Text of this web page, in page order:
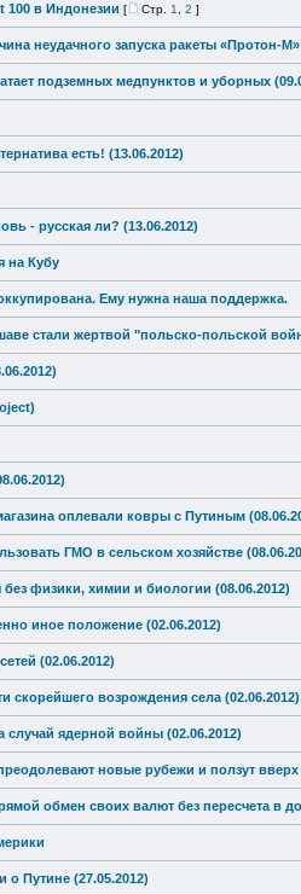
100 в Индонезии [ Стр. 1 2 ]
неудачного запуска ракеты «Протон-М»
подземных медпунктов и уборных
есть! (13.06.2012)
- русская ли? (13.06.2012)
на Кубу
. Ему нужна наша поддержка.
стали жертвой "польско-польской
оплевали ковры с Путиным
ГМО в сельском хозяйстве
без физики, химии и биологии (08.06.2012)
иное положение (02.06.2012)
(02.06.2012)
и скорейшего возрождения села (02.06.2012)
ядерной войны (02.06.2012)
новые рубежи и ползут вверх
обмен своих валют без пересчета в
о Путине (27.05.2012)